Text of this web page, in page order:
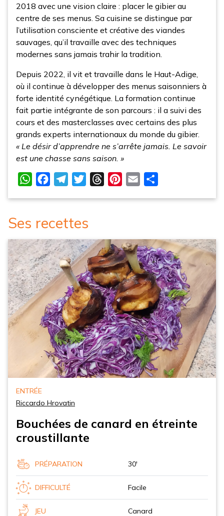
2018 avec une vision claire : placer le gibier au
centre de ses menus. Sa cuisine se distingue par
l’utilisation consciente et créative des viandes
sauvages, qu’il travaille avec des techniques
modernes sans jamais trahir la tradition.
Depuis 2022, il vit et travaille dans le Haut-Adige,
où il continue à développer des menus saisonniers à
forte identité cynégétique. La formation continue
fait partie intégrante de son parcours : il a suivi des
cours et des masterclasses avec certains des plus
grands experts internationaux du monde du gibier.
« Le désir d’apprendre ne s’arrête jamais. Le savoir
est une chasse sans saison. »
WhatsAppFacebookTelegramTwitterThreadsPinterest
Email
Ses recettes
ENTRÉE
Riccardo Hrovatin
Bouchées de canard en étreinte
croustillante
PRÉPARATION 30'
DIFFICULTÉ Facile
JEU Canard